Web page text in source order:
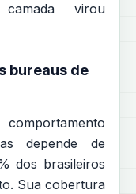
virou
bureaus de
depende de
dos brasileiros
Sua cobertura